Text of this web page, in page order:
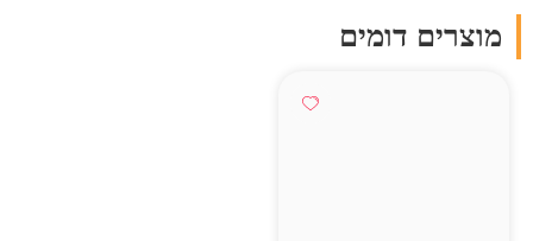
מוצרים דומים